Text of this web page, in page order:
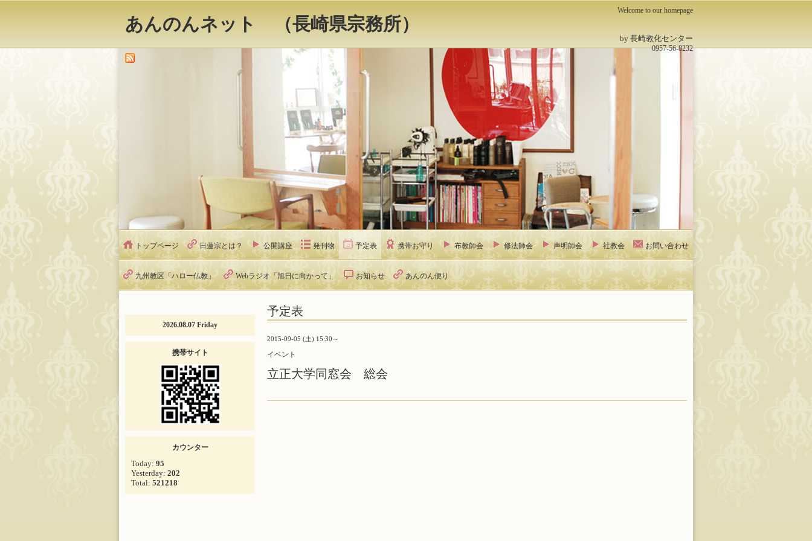
あんのんネット （長崎県宗務所）
Welcome to our homepage
by 長崎教化センター
0957-56-8232
トップページ 日蓮宗とは？ 公開講座 発刊物 予定表 携帯お守り 布教師会 修法師会 声明師会 社教会 お問い合わせ
九州教区「ハロー仏教」 Webラジオ「旭日に向かって」 お知らせ あんのん便り
予定表
2015-09-05 (土) 15:30～
イベント
立正大学同窓会 総会
2026.08.07 Friday
携帯サイト
カウンター
Today: 95
Yesterday: 202
Total: 521218